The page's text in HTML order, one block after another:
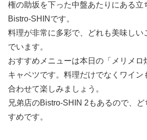
権の助坂を下った中盤あたりにある立
Bistro-SHINです。
料理が非常に多彩で、どれも美味しい
でいます。
おすすめメニューは本日の「メリメロ
キャベツです。料理だけでなくワイン
合わせて楽しみましょう。
兄弟店のBistro-SHIN 2もあるので、
すめです。